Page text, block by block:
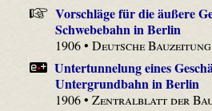
Vorschläge für die äußere
Schwebebahn in Berlin
1906 •Deutsche Bauzeitung
Untertunnelung eines
Untergrundbahn in Berlin
1906 •Zentralblatt der